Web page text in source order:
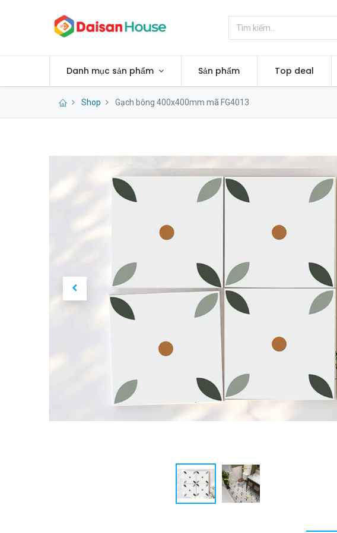
Danh mục sản phẩm Sản phẩm Top deal
Shop Gạch bông 400x400mm mã FG4013